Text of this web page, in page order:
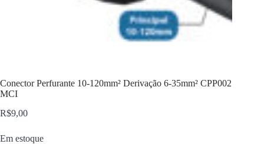
Conector Perfurante 10-120mm² Derivação 6-35mm² CPP002
MCI
R$9,00
Em estoque